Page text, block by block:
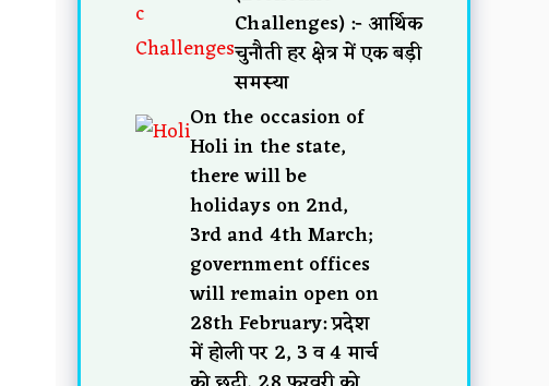
Challenges) :- आर्थिक
चुनौती हर क्षेत्र में एक बड़ी
समस्या
On the occasion of
Holi in the state,
there will be
holidays on 2nd,
3rd and 4th March;
government offices
will remain open on
28th February: प्रदेश
में होली पर 2, 3 व 4 मार्च